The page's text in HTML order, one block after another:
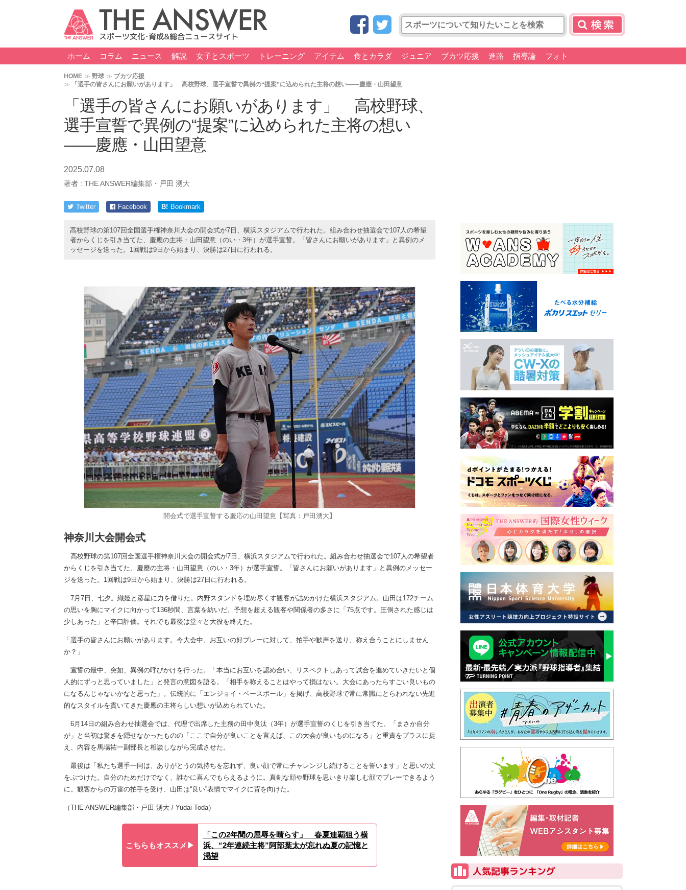
ホーム コラム ニュース 解説 女子とスポーツ トレーニング アイテム 食とカラダ ジュニア ブカツ応援 進路 指導論 フォト
HOME 野球
ブカツ応援
「選手の皆さんにお願いがあります」 高校野球、選手宣誓で異例の“提案”に込められた主将の想い――慶應・山田望意
「選手の皆さんにお願いがあります」 高校野球、
選手宣誓で異例の“提案”に込められた主将の想い
――慶應・山田望意
2025.07.08
著者 : THE ANSWER編集部・戸田 湧大
Twitter Facebook B! Bookmark
高校野球の第107回全国選手権神奈川大会の開会式が7日、横浜スタジアムで行われた。組み合わせ抽選会で107人の希望
者からくじを引き当てた、慶應の主将・山田望意（のい・3年）が選手宣誓。「皆さんにお願いがあります」と異例のメ
ッセージを送った。1回戦は9日から始まり、決勝は27日に行われる。
開会式で選手宣誓する慶応の山田望意【写真：戸田湧大】
神奈川大会開会式
高校野球の第107回全国選手権神奈川大会の開会式が7日、横浜スタジアムで行われた。組み合わせ抽選会で107人の希望者
からくじを引き当てた、慶應の主将・山田望意（のい・3年）が選手宣誓。「皆さんにお願いがあります」と異例のメッセー
ジを送った。1回戦は9日から始まり、決勝は27日に行われる。
7月7日、七夕。織姫と彦星に力を借りた。内野スタンドを埋め尽くす観客が詰めかけた横浜スタジアム。山田は172チーム
の思いを胸にマイクに向かって136秒間、言葉を紡いだ。予想を超える観客や関係者の多さに「75点です。圧倒された感じは
少しあった」と辛口評価。それでも最後は堂々と大役を終えた。
「選手の皆さんにお願いがあります。今大会中、お互いの好プレーに対して、拍手や歓声を送り、称え合うことにしません
か？」
宣誓の最中、突如、異例の呼びかけを行った。「本当にお互いを認め合い、リスペクトしあって試合を進めていきたいと個
人的にずっと思っていました」と発言の意図を語る。「相手を称えることはやって損はない。大会にあったらすごい良いもの
になるんじゃないかなと思った」。伝統的に「エンジョイ・ベースボール」を掲げ、高校野球で常に常識にとらわれない先進
的なスタイルを貫いてきた慶應の主将らしい想いが込められていた。
6月14日の組み合わせ抽選会では、代理で出席した主務の田中良汰（3年）が選手宣誓のくじを引き当てた。「まさか自分
が」と当初は驚きを隠せなかったものの「ここで自分が良いことを言えば、この大会が良いものになる」と重責をプラスに捉
え、内容を馬場祐一副部長と相談しながら完成させた。
最後は「私たち選手一同は、ありがとうの気持ちを忘れず、良い顔で常にチャレンジし続けることを誓います」と思いの丈
をぶつけた。自分のためだけでなく、誰かに喜んでもらえるように。真剣な顔や野球を思いきり楽しむ顔でプレーできるよう
に。観客からの万雷の拍手を受け、山田は“良い”表情でマイクに背を向けた。
（THE ANSWER編集部・戸田 湧大 / Yudai Toda）
こちらもオススメ▶︎
「この2年間の屈辱を晴らす」 春夏連覇狙う横
浜、“2年連続主将”阿部葉太が忘れぬ夏の記憶と
渇望